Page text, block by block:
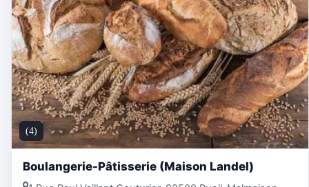
(4)
Boulangerie-Pâtisserie (Maison Landel)